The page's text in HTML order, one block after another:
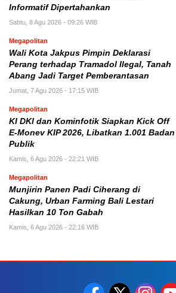
Informatif Dipertahankan
Sabtu, 8 Agu 2026 - 09:26 WIB
Megapolitan
Wali Kota Jakpus Pimpin Deklarasi
Perang terhadap Tramadol Ilegal, Tanah
Abang Jadi Target Pemberantasan
Jumat, 7 Agu 2026 - 17:15 WIB
Megapolitan
KI DKI dan Kominfotik Siapkan Kick Off
E-Monev KIP 2026, Libatkan 1.001 Badan
Publik
Kamis, 6 Agu 2026 - 22:21 WIB
Megapolitan
Munjirin Panen Padi Ciherang di
Cakung, Urban Farming Bali Lestari
Hasilkan 10 Ton Gabah
Kamis, 6 Agu 2026 - 22:16 WIB